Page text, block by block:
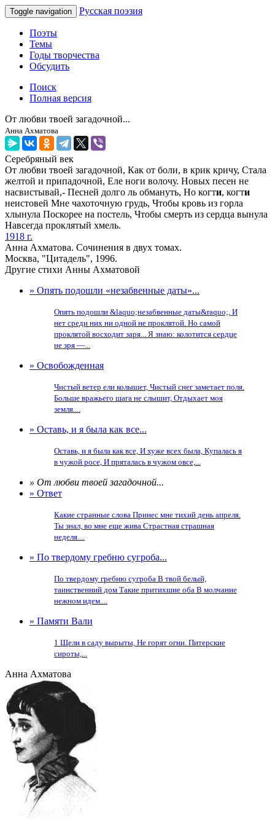
Toggle navigation Русская поэзия
Поэты
Темы
Годы творчества
Обсудить
Поиск
Полная версия
От любви твоей загадочной...
Анна Ахматова
Серебряный век
От любви твоей загадочной, Как от боли, в крик кричу, Стала
желтой и припадочной, Еле ноги волочу. Новых песен не
насвистывай,- Песней долго ль обмануть, Но когти, когти
неистовей Мне чахоточную грудь, Чтобы кровь из горла
хлынула Поскорее на постель, Чтобы смерть из сердца вынула
Навсегда проклятый хмель.
1918 г.
Анна Ахматова. Сочинения в двух томах.
Москва, "Цитадель", 1996.
Другие стихи Анны Ахматовой
» Опять подошли «незабвенные даты»...
Опять подошли &laquo;незабвенные даты&raquo;, И
нет среди них ни одной не проклятой. Но самой
проклятой восходит заря... Я знаю: колотится сердце
не зря —...
» Освобожденная
Чистый ветер ели колышет, Чистый снег заметает поля.
Больше вражьего шага не слышит, Отдыхает моя
земля....
» Оставь, и я была как все...
Оставь, и я была как все, И хуже всех была, Купалась я
в чужой росе, И пряталась в чужом овсе,...
» От любви твоей загадочной...
» Ответ
Какие странные слова Принес мне тихий день апреля.
Ты знал, во мне еще жива Страстная страшная
неделя....
» Пo твердому гребню сугроба...
Пo твердому гребню сугроба В твой белый,
таинственний дом Такие притихшие оба В молчание
нежном идем....
» Памяти Вали
1 Щели в саду вырыты, Не горят огни. Питерские
сироты,...
Анна Ахматова